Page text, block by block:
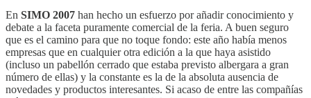
En SIMO 2007 han hecho un esfuerzo por añadir conocimiento y
debate a la faceta puramente comercial de la feria. A buen seguro
que es el camino para que no toque fondo: este año había menos
empresas que en cualquier otra edición a la que haya asistido
(incluso un pabellón cerrado que estaba previsto albergara a gran
número de ellas) y la constante es la de la absoluta ausencia de
novedades y productos interesantes. Si acaso de entre las compañías